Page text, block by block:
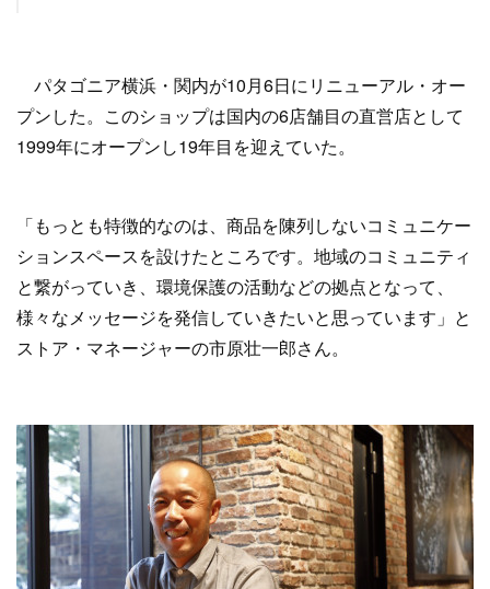
パタゴニア横浜・関内が10月6日にリニューアル・オー
プンした。このショップは国内の6店舗目の直営店として
1999年にオープンし19年目を迎えていた。
「もっとも特徴的なのは、商品を陳列しないコミュニケー
ションスペースを設けたところです。地域のコミュニティ
と繋がっていき、環境保護の活動などの拠点となって、
様々なメッセージを発信していきたいと思っています」と
ストア・マネージャーの市原壮一郎さん。